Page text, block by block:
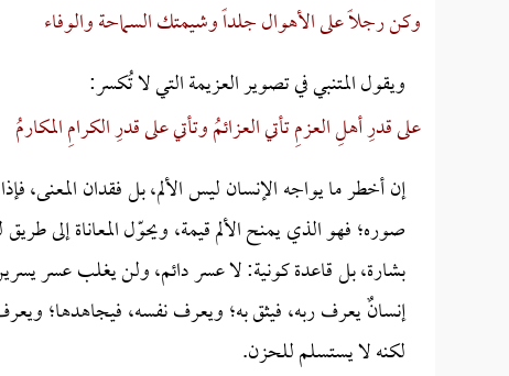
وكن رجلاً على الأهوال جلداًوشيمتك السماحة والوفاء
ويقول المتنبي في تصوير العزيمة التي لا تُكسر:
على قدرِ أهلِ العزمِ تأتي العزائمُوتأتي على قدرِ الكرامِ المكارمُ
إن أخطر ما يواجه الإنسان ليس الألم، بل فقدان المعنى،
صوره؛ فهو الذي يمنح الألم قيمة، ويحوّل المعاناة إلى
بشارة، بل قاعدة كونية: لا عسر دائم، ولن يغلب عسر
إنسانٌ يعرف ربه، فيثق به؛ ويعرف نفسه، فيجاهدها؛ ويعرف
لكنه لا يستسلم للحزن.